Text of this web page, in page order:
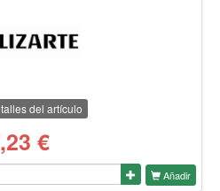
del artículo
€
Añadir